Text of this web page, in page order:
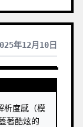
年12月10日
析度感（模
著酷炫的